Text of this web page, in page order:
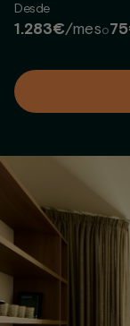
Desde
1.283€/meso